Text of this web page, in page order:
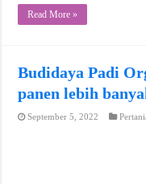
Read More »
Budidaya Padi
panen lebih
September 5, 2022